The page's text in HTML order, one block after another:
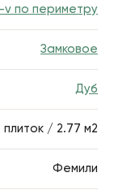
v по периметру
Замковое
Дуб
плиток / 2.77 м2
Фемили